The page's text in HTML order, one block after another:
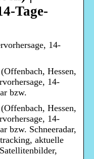
Tage-
14-
Hessen,
14-
bzw.
Hessen,
14-
bzw. Schneeradar,
aktuelle